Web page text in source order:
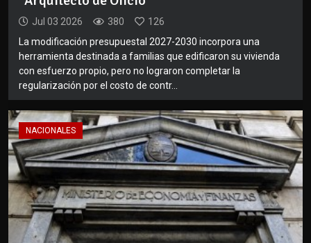
Jul 03 2026 380
126
La modificación presupuestal 2027-2030 incorpora una
herramienta destinada a familias que edificaron su vivienda
con esfuerzo propio, pero no lograron completar la
regularización por el costo de contr...
NACIONALES